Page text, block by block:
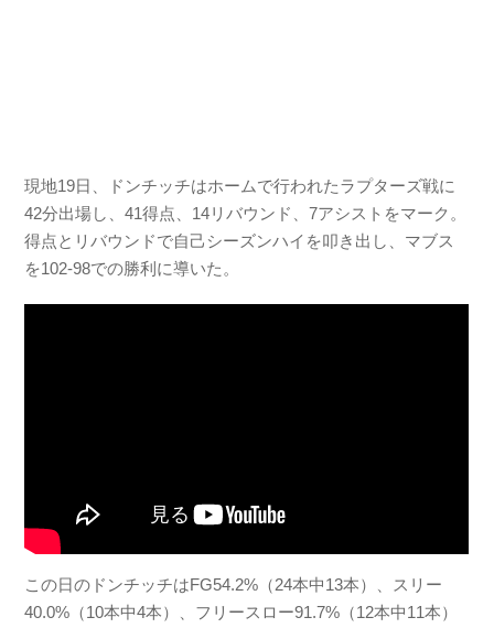
現地19日、ドンチッチはホームで行われたラプターズ戦に
42分出場し、41得点、14リバウンド、7アシストをマーク。
得点とリバウンドで自己シーズンハイを叩き出し、マブス
を102-98での勝利に導いた。
この日のドンチッチはFG54.2%（24本中13本）、スリー
40.0%（10本中4本）、フリースロー91.7%（12本中11本）